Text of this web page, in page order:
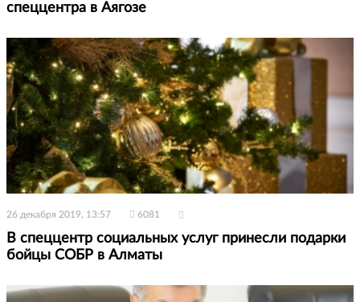
спеццентра в Аягозе
26 декабря 2019, 13:57 6081
В спеццентр социальных услуг принесли подарки
бойцы СОБР в Алматы